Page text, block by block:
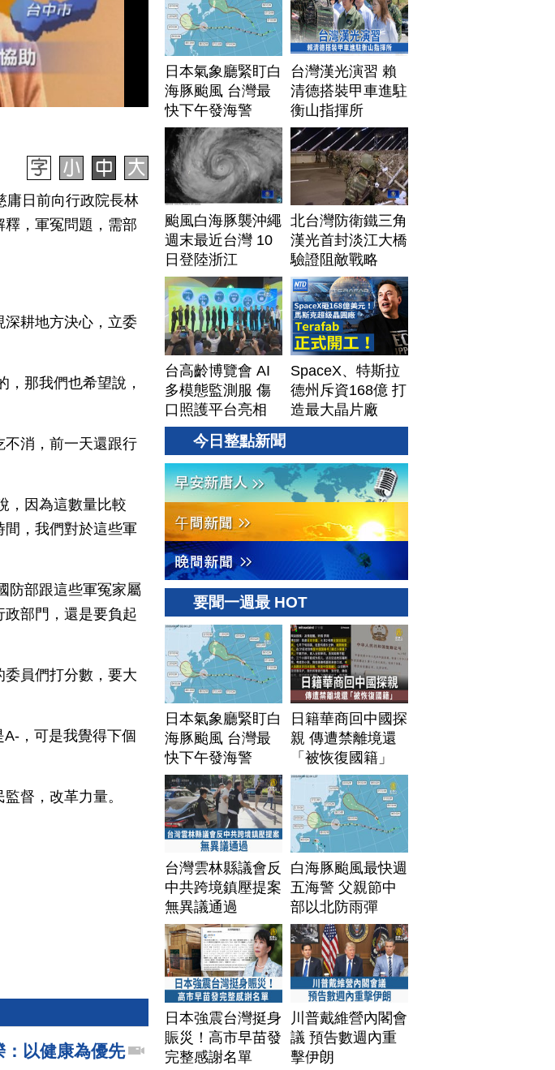
庸日前向行政院長林
，軍冤問題，需部
深耕地方決心，立委
那我們也希望說，
不消，前一天還跟行
，因為這數量比較
，我們對於這些軍
防部跟這些軍冤家屬
部門，還是要負起
員們打分數，要大
，可是我覺得下個
督，改革力量。
以健康為優先
日本氣象廳緊盯白
海豚颱風 台灣最
快下午發海警
台灣漢光演習 賴
清德搭裝甲車進駐
衡山指揮所
颱風白海豚襲沖繩
週末最近台灣 10
日登陸浙江
北台灣防衛鐵三角
漢光首封淡江大橋
驗證阻敵戰略
台高齡博覽會 AI
多模態監測服 傷
口照護平台亮相
SpaceX、特斯拉
德州斥資168億 打
造最大晶片廠
Terafab
今日整點新聞
要聞一週最 HOT
日本氣象廳緊盯白
海豚颱風 台灣最
快下午發海警
日籍華商回中國探
親 傳遭禁離境還
「被恢復國籍」
台灣雲林縣議會反
中共跨境鎮壓提案
無異議通過
白海豚颱風最快週
五海警 父親節中
部以北防雨彈
日本強震台灣挺身
賑災！高市早苗發
完整感謝名單
川普戴維營內閣會
議 預告數週內重
擊伊朗